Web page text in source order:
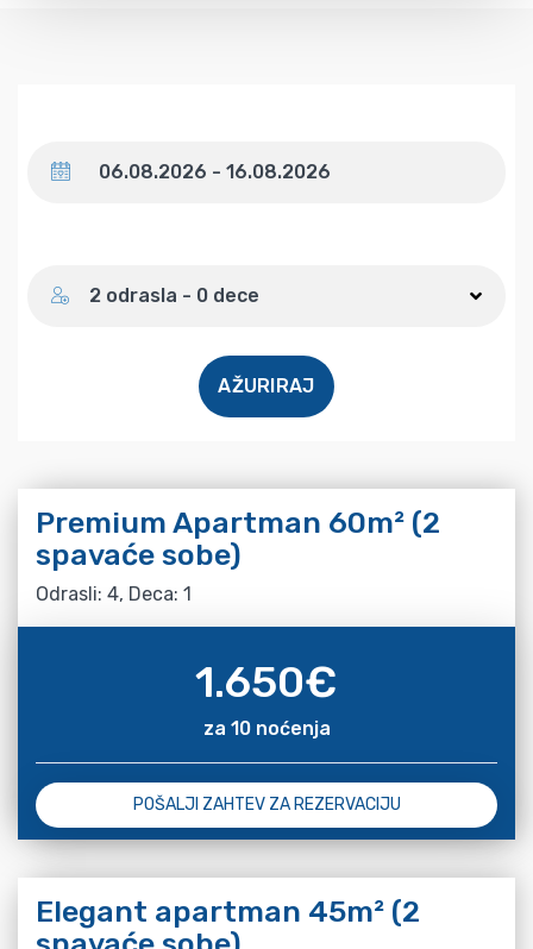
2 odrasla - 0 dece
AŽURIRAJ
Premium Apartman 60m² (2
spavaće sobe)
Odrasli: 4, Deca: 1
1.650€
za 10 noćenja
POŠALJI ZAHTEV ZA REZERVACIJU
Elegant apartman 45m² (2